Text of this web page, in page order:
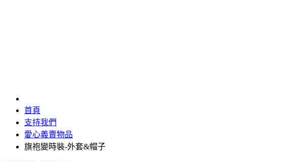
首頁
支持我們
愛心義賣物品
旗袍變時裝-外套&帽子